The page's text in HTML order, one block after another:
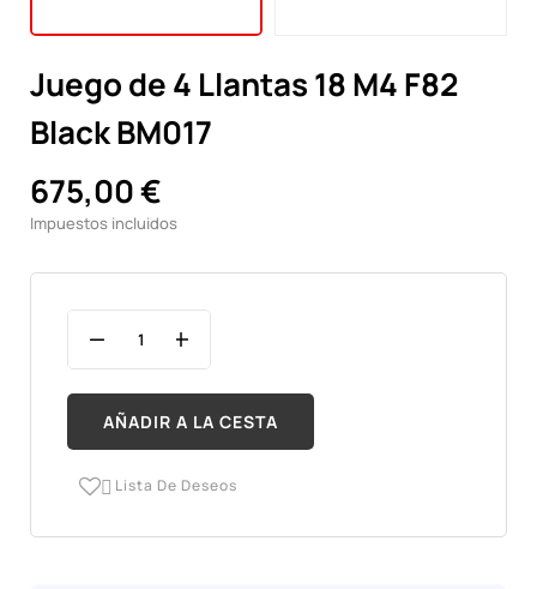
Juego de 4 Llantas 18 M4 F82
Black BM017
675,00 €
Impuestos incluidos
AÑADIR A LA CESTA
 Lista De Deseos